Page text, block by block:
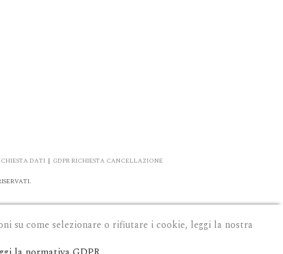
DATI | GDPR RICHIESTA CANCELLAZIONE
su come selezionare o rifiutare i cookie, leggi la nostra